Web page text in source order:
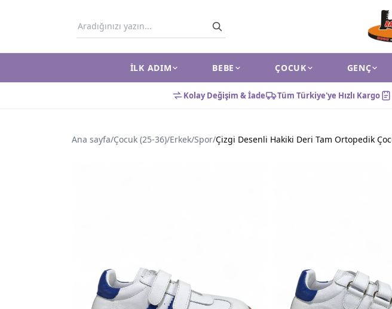
İLK ADIM BEBE ÇOCUK GENÇ
Kolay Değişim & İade Tüm Türkiye'ye Hızlı Kargo
Ana sayfa/Çocuk (25-36)/Erkek/Spor/